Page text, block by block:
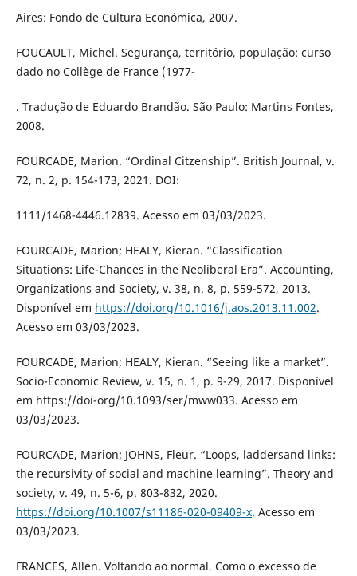
Aires: Fondo de Cultura Económica, 2007.
FOUCAULT, Michel. Segurança, território, população: curso
dado no Collège de France (1977-
. Tradução de Eduardo Brandão. São Paulo: Martins Fontes,
2008.
FOURCADE, Marion. “Ordinal Citzenship”. British Journal, v.
72, n. 2, p. 154-173, 2021. DOI:
1111/1468-4446.12839. Acesso em 03/03/2023.
FOURCADE, Marion; HEALY, Kieran. “Classification
Situations: Life-Chances in the Neoliberal Era”. Accounting,
Organizations and Society, v. 38, n. 8, p. 559-572, 2013.
Disponível em https://doi.org/10.1016/j.aos.2013.11.002.
Acesso em 03/03/2023.
FOURCADE, Marion; HEALY, Kieran. “Seeing like a market”.
Socio-Economic Review, v. 15, n. 1, p. 9-29, 2017. Disponível
em https://doi-org/10.1093/ser/mww033. Acesso em
03/03/2023.
FOURCADE, Marion; JOHNS, Fleur. “Loops, laddersand links:
the recursivity of social and machine learning”. Theory and
society, v. 49, n. 5-6, p. 803-832, 2020.
https://doi.org/10.1007/s11186-020-09409-x. Acesso em
03/03/2023.
FRANCES, Allen. Voltando ao normal. Como o excesso de